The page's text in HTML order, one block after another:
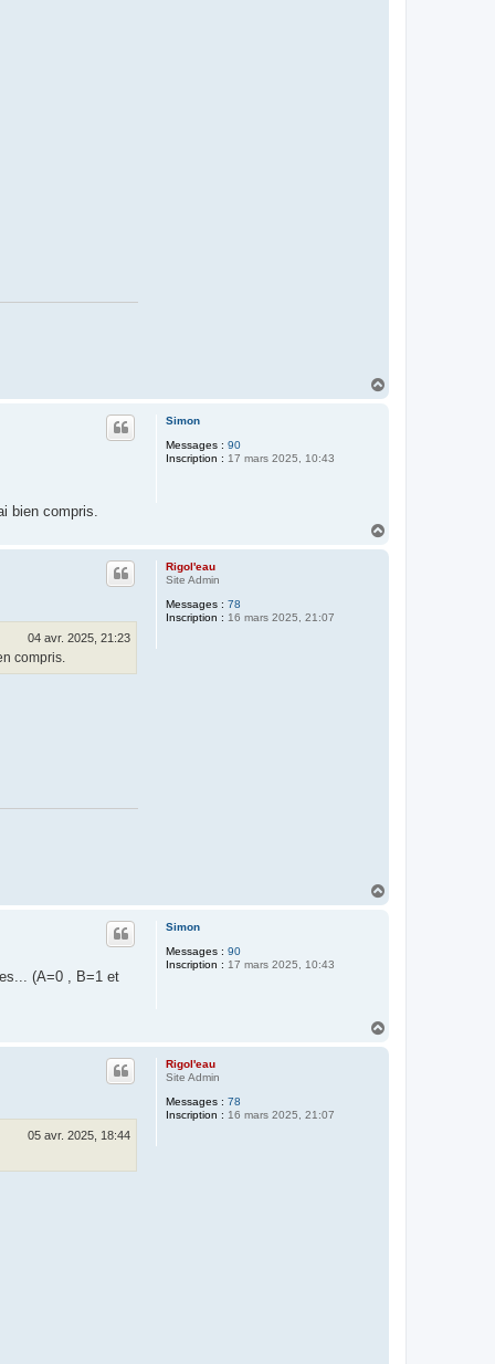
Simon
Messages : 90
Inscription : 17 mars 2025, 10:43
bien compris.
Rigol'eau
Site Admin
Messages : 78
Inscription : 16 mars 2025, 21:07
04 avr. 2025, 21:23
compris.
Simon
Messages : 90
Inscription : 17 mars 2025, 10:43
(A=0 , B=1 et
Rigol'eau
Site Admin
Messages : 78
Inscription : 16 mars 2025, 21:07
05 avr. 2025, 18:44